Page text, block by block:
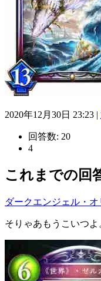
2020年12月30日 23:23 |
回答数: 20
4
これまでの回
ダークエンジェル・オ
そりゃあもうこいつよ